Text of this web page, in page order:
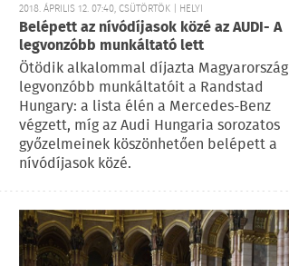
2018. ÁPRILIS 12. 07:40, CSÜTÖRTÖK | HELYI
Belépett az nívódíjasok közé az AUDI- A
legvonzóbb munkáltató lett
Ötödik alkalommal díjazta Magyarország
legvonzóbb munkáltatóit a Randstad
Hungary: a lista élén a Mercedes-Benz
végzett, míg az Audi Hungaria sorozatos
győzelmeinek köszönhetően belépett a
nívódíjasok közé.